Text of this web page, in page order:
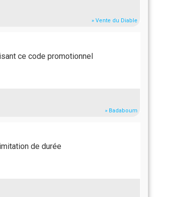
» Vente du Diable
ce code promotionnel
» Badaboum
de durée